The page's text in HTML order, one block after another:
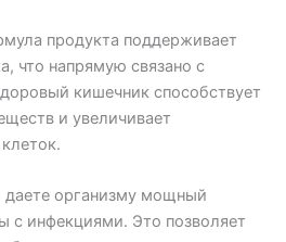
продукта поддерживает
что напрямую связано с
кишечник способствует
и увеличивает
даете организму мощный
с инфекциями. Это позволяет